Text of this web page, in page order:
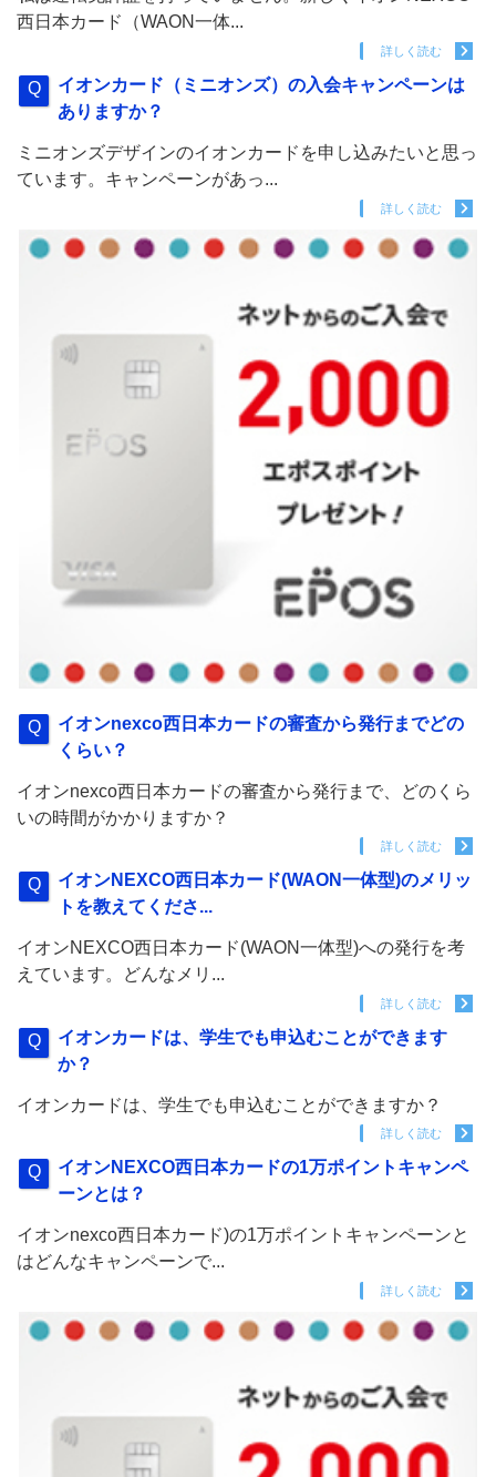
西日本カード（WAON一体...
詳しく読む
イオンカード（ミニオンズ）の入会キャンペーンは
ありますか？
ミニオンズデザインのイオンカードを申し込みたいと思っ
ています。キャンペーンがあっ...
詳しく読む
イオンnexco西日本カードの審査から発行までどの
くらい？
イオンnexco西日本カードの審査から発行まで、どのくら
いの時間がかかりますか？
詳しく読む
イオンNEXCO西日本カード(WAON一体型)のメリッ
トを教えてくださ...
イオンNEXCO西日本カード(WAON一体型)への発行を考
えています。どんなメリ...
詳しく読む
イオンカードは、学生でも申込むことができます
か？
イオンカードは、学生でも申込むことができますか？
詳しく読む
イオンNEXCO西日本カードの1万ポイントキャンペ
ーンとは？
イオンnexco西日本カード)の1万ポイントキャンペーンと
はどんなキャンペーンで...
詳しく読む